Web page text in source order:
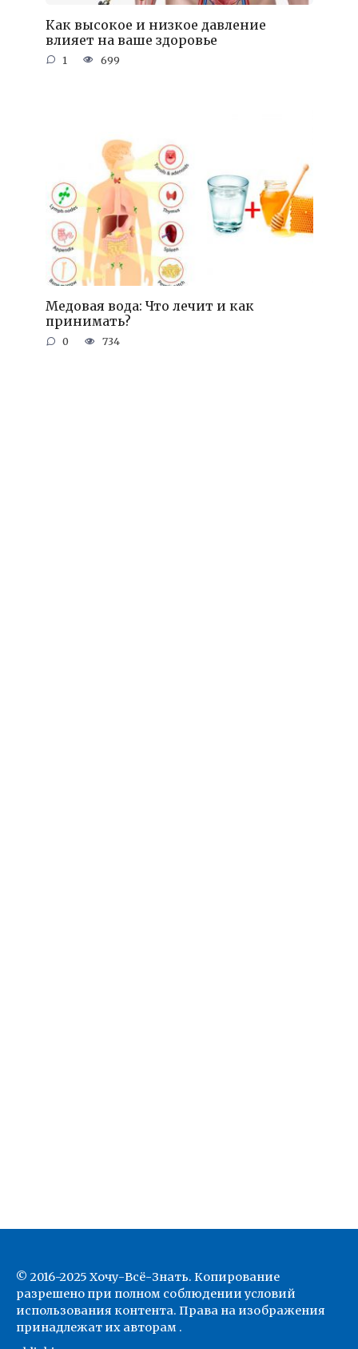
Как высокое и низкое давление
влияет на ваше здоровье
1 699
Медовая вода: Что лечит и как
принимать?
0 734
© 2016-2025 Хочу-Всё-Знать. Копирование
разрешено при полном соблюдении условий
использования контента. Права на изображения
принадлежат их авторам .